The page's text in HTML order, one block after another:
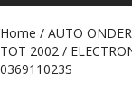
Home / AUTO
TOT 2002 /
036911023S